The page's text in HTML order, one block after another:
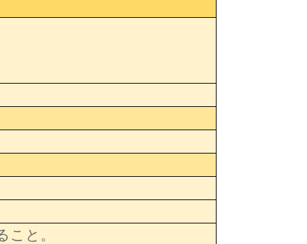
こと。